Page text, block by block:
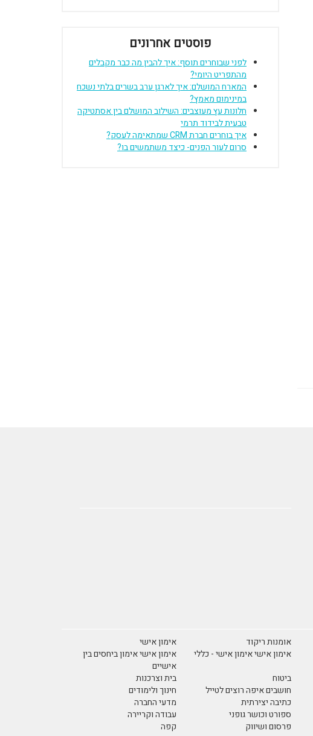
פוסטים אחרונים
לפני שבוחרים תוסף: איך להבין מה כבר מקבלים
מהתפריט היומי?
המארח המושלם: איך לארגן ערב בשרים בלתי נשכח
במינימום מאמץ?
חלונות עץ מעוצבים: השילוב המושלם בין אסתטיקה
טבעית לבידוד תרמי
איך בוחרים חברת CRM שמתאימה לעסק?
סרום לעור הפנים- כיצד משתמשים בו?
אומנות ריקוד
אימון אישי
אימון אישי אימון אישי - כללי
אימון אישי אימון ביחסים בין
אישיים
ביטוח
בית וצרכנות
חושבים איפה רוצים לטייל
חינוך ולימודים
כתיבה יצירתית
מדעי החברה
ספורט וכושר גופני
עבודה וקריירה
פרסום ושיווק
קפה